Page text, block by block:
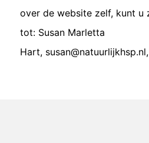
over de website zelf, kunt u
tot: Susan Marletta
Hart,